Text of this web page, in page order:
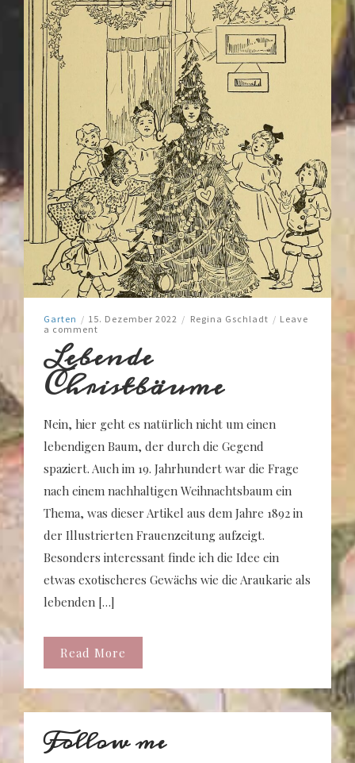
Garten / 15. Dezember 2022 / Regina Gschladt / Leave
a comment
Lebende
Christbäume
Nein, hier geht es natürlich nicht um einen
lebendigen Baum, der durch die Gegend
spaziert. Auch im 19. Jahrhundert war die Frage
nach einem nachhaltigen Weihnachtsbaum ein
Thema, was dieser Artikel aus dem Jahre 1892 in
der Illustrierten Frauenzeitung aufzeigt.
Besonders interessant finde ich die Idee ein
etwas exotischeres Gewächs wie die Araukarie als
lebenden […]
Read More
Follow me